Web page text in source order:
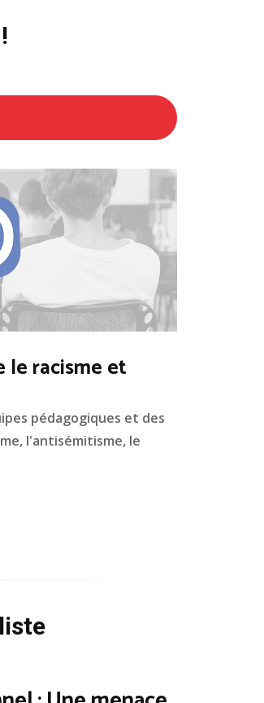
le racisme et
pédagogiques et des
l'antisémitisme, le